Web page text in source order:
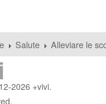
Salute Alleviare le
2026 +vivi.